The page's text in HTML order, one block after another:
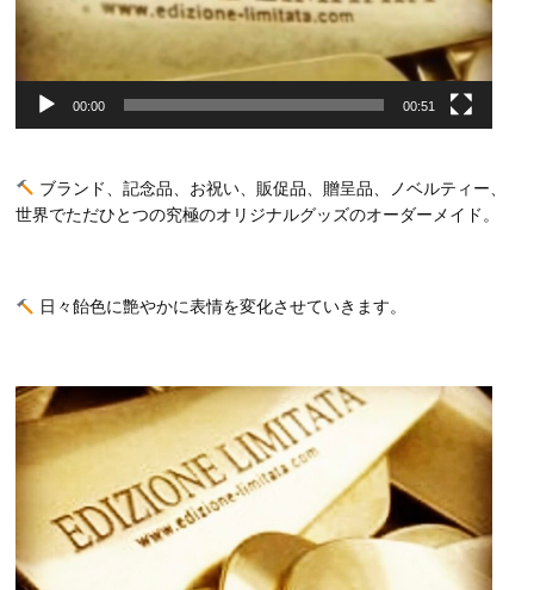
00:00 00:51
ブランド、記念品、お祝い、販促品、贈呈品、ノベルティー、
世界でただひとつの究極のオリジナルグッズのオーダーメイド。
日々飴色に艶やかに表情を変化させていきます。